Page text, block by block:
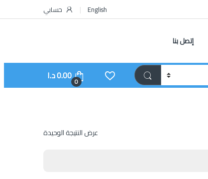
English حسابي
إتصل بنا
0
0.00د.ا
عرض النتيجة الوحيدة